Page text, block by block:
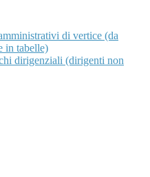
di vertice (da
in tabelle)
dirigenziali (dirigenti non